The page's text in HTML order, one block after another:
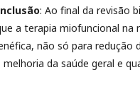
: Ao final da revisão
a terapia miofuncional na
não só para redução
da saúde geral e